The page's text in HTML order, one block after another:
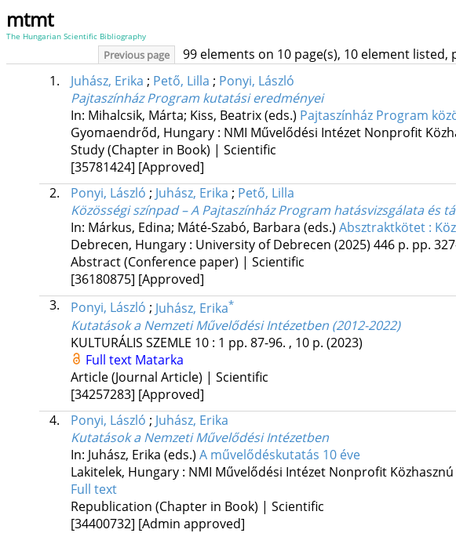
mtmt
The Hungarian Scientific Bibliography
Previous page 99 elements on 10 page(s), 10 element listed,
1. Juhász, Erika ; Pető, Lilla ; Ponyi, László
Pajtaszínház Program kutatási eredményei
In: Mihalcsik, Márta; Kiss, Beatrix (eds.) Pajtaszínház Program
Gyomaendrőd, Hungary : NMI Művelődési Intézet Nonprofit
Study (Chapter in Book) | Scientific
[35781424] [Approved]
2.
Ponyi, László ; Juhász, Erika ; Pető, Lilla
Közösségi színpad – A Pajtaszínház Program hatásvizsgálata és
In: Márkus, Edina; Máté-Szabó, Barbara (eds.) Absztraktkötet :
Debrecen, Hungary : University of Debrecen (2025) 446 p. pp.
Abstract (Conference paper) | Scientific
[36180875] [Approved]
3.
Ponyi, László ; Juhász, Erika*
Kutatások a Nemzeti Művelődési Intézetben (2012-2022)
KULTURÁLIS SZEMLE 10: 1 pp. 87-96. , 10 p. (2023)
Full text Matarka
Article (Journal Article) | Scientific
[34257283] [Approved]
4.
Ponyi, László ; Juhász, Erika
Kutatások a Nemzeti Művelődési Intézetben
In: Juhász, Erika (eds.) A művelődéskutatás 10 éve
Lakitelek, Hungary : NMI Művelődési Intézet Nonprofit Közhasznú
Full text
Republication (Chapter in Book) | Scientific
[34400732] [Admin approved]